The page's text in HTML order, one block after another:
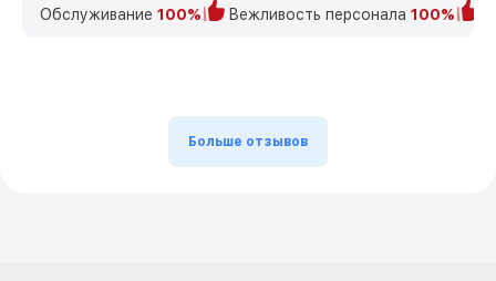
Обслуживание 100% Вежливость персонала 100%
Больше отзывов